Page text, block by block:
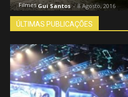
FilmesGui Santos - 8 Agosto, 2016
ÚLTIMAS PUBLICAÇÕES